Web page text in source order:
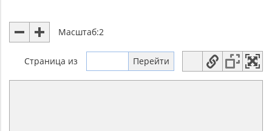
Масштаб:2
Страница из